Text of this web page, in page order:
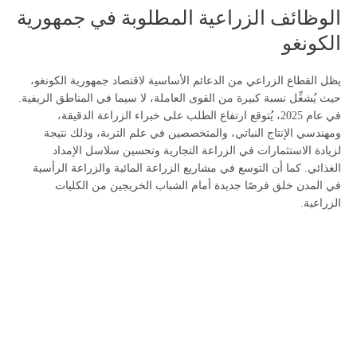
الوظائف الزراعية المطلوبة في جمهورية
الكونغو
يظل القطاع الزراعي من الدعائم الأساسية لاقتصاد جمهورية الكونغو،
حيث يُشغِّل نسبة كبيرة من القوى العاملة، لا سيما في المناطق الريفية.
في عام 2025، يُتوقع ارتفاع الطلب على خبراء الزراعة الدقيقة،
ومهندسي الإنتاج النباتي، والمتخصصين في علم التربة، وذلك نتيجة
لزيادة الاستثمارات في الزراعة التجارية وتحسين سلاسل الإمداد
الغذائي. كما أن التوسع في مشاريع الزراعة المائية والزراعة الرأسية
في المدن خلق فرصًا جديدة أمام الشباب الخريجين من الكليات
الزراعية.